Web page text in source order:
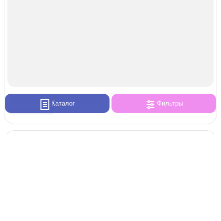
Каталог Фильтры